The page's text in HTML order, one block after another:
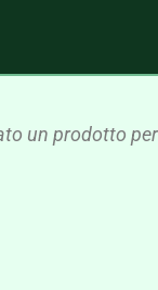
un prodotto